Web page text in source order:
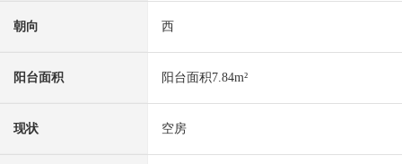
朝向 西
阳台面积 阳台面积7.84m²
现状 空房